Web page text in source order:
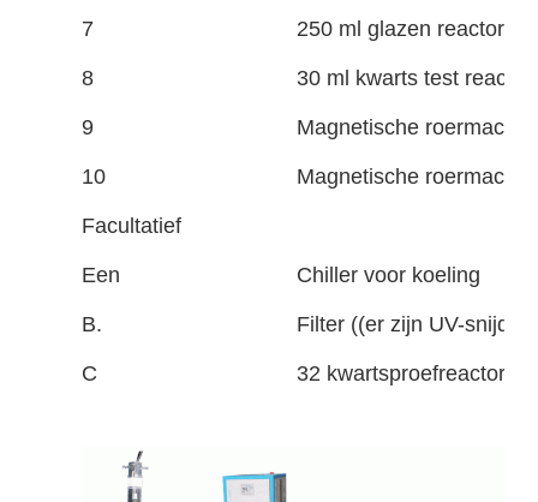
7
250 ml glazen reactor
8
30 ml kwarts test
9
Magnetische
10
Magnetische
Facultatief
Een
Chiller voor koeling
B.
Filter ((er zijn UV-
C
32